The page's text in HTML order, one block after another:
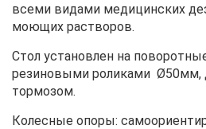
всеми видами медицинских
моющих растворов.
Стол установлен на
резиновыми роликами Ø50мм,
тормозом.
Колесные опоры: